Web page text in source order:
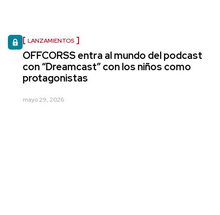
LANZAMIENTOS
OFFCORSS entra al mundo del podcast
con “Dreamcast” con los niños como
protagonistas
mayo 29, 2026